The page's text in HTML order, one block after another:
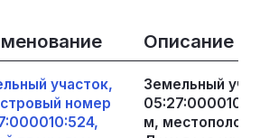
Описание
участок,
номер
Земельный
м,